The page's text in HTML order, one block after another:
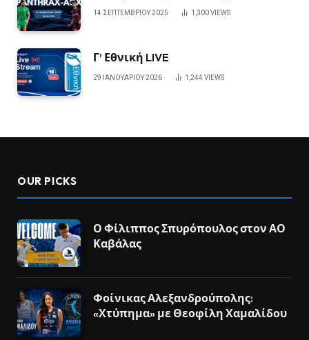
14 ΣΕΠΤΕΜΒΡΊΟΥ 2025 1,300VIEWS
Γ’ Εθνική LIVE
29 ΙΑΝΟΥΑΡΊΟΥ 2026 1,244 VIEWS
OUR PICKS
Ο Φίλιππος Σπυρόπουλος στον ΑΟ
Καβάλας
Φοίνικας Αλεξανδρούπολης:
«Χτύπημα» με Θεοφίλη Χαμαλίδου